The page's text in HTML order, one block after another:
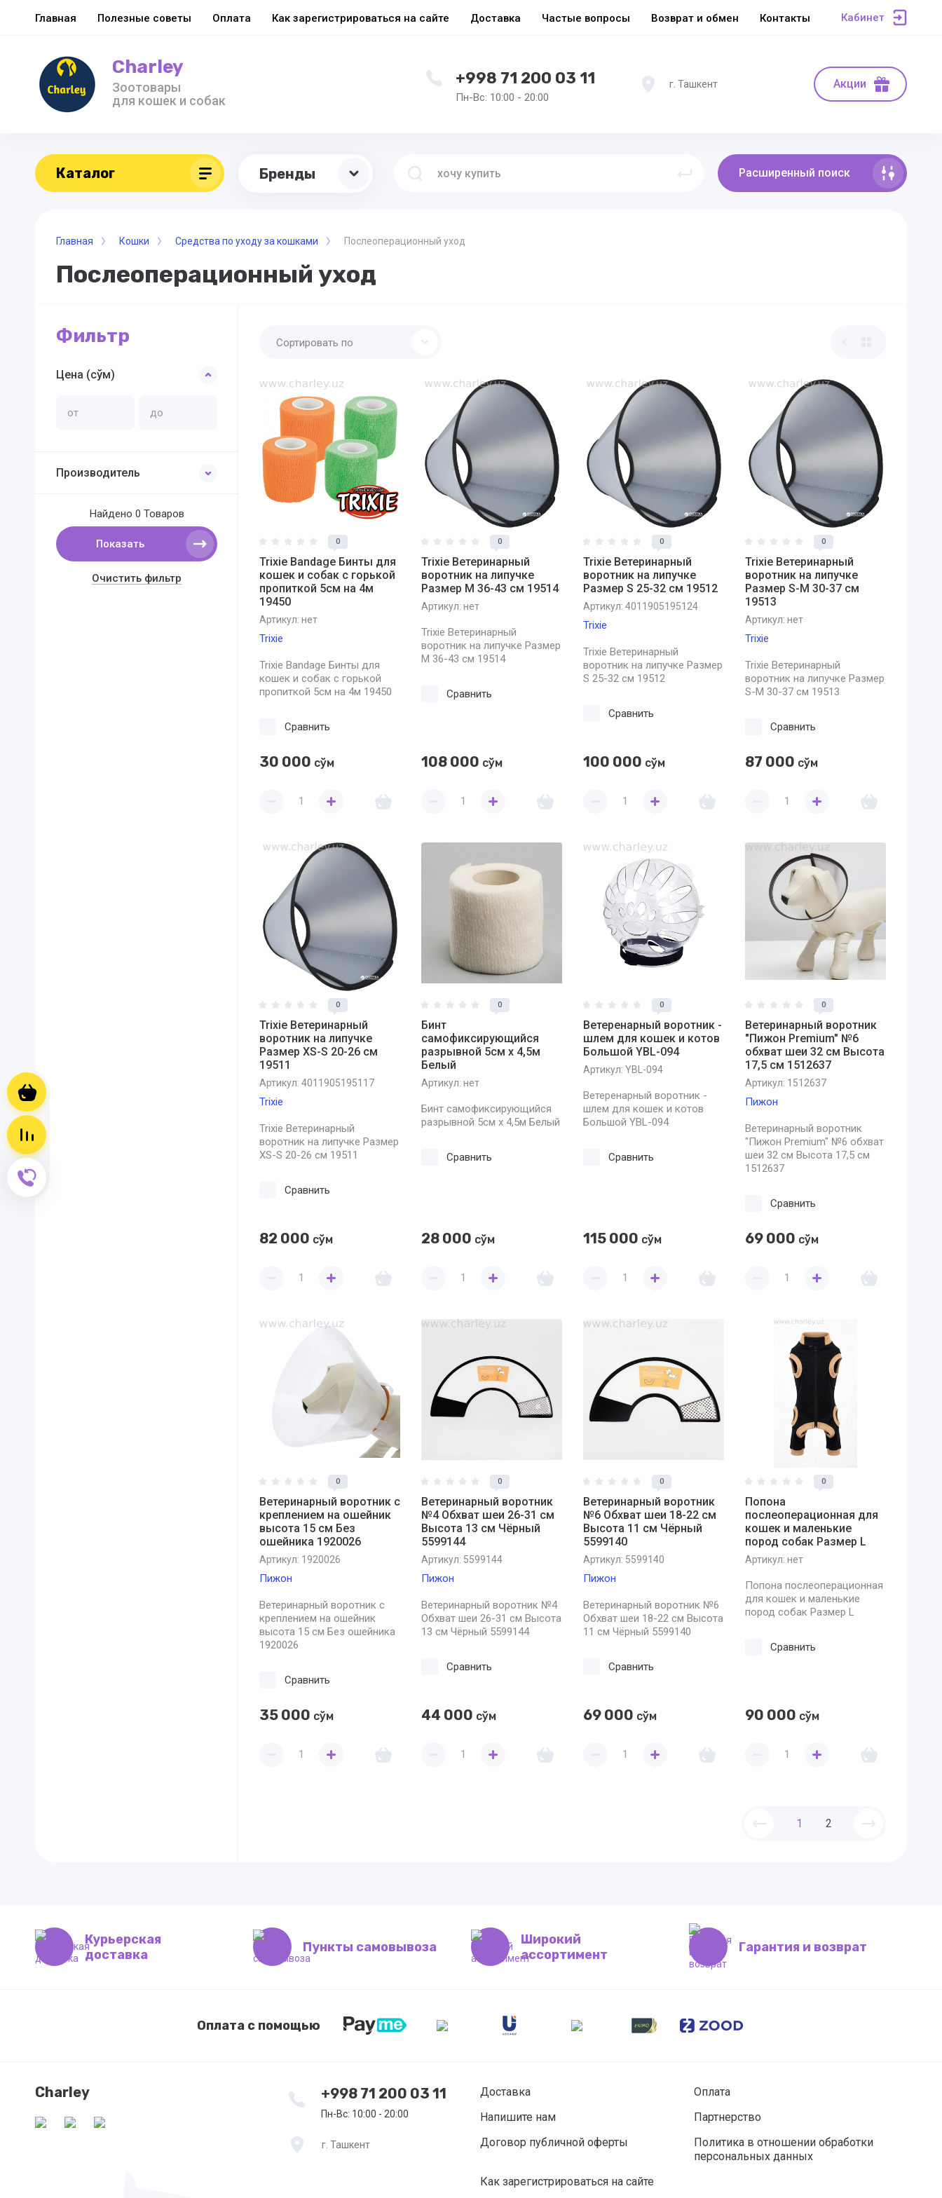
Главная Полезные советы Оплата Как зарегистрироваться на сайте Доставка Частые вопросы Возврат и обмен Контакты Кабинет
Charley
Зоотовары
для кошек и собак
+998 71 200 03 11
Пн-Вс: 10:00 - 20:00
г. Ташкент Акции
Каталог Бренды Расширенный поиск
Главная Кошки Средства по уходу за кошками Послеоперационный уход
Послеоперационный уход
Фильтр
Цена (сўм)
Производитель
Найдено 0 Товаров
Показать
Очистить фильтр
Сортировать по
0
Trixie Bandage Бинты для
кошек и собак с горькой
пропиткой 5см на 4м
19450
Артикул: нет
Trixie
Trixie Bandage Бинты для
кошек и собак с горькой
пропиткой 5см на 4м 19450
Сравнить
30 000 сўм
0
Trixie Ветеринарный
воротник на липучке
Размер M 36-43 см 19514
Артикул: нет
Trixie Ветеринарный
воротник на липучке Размер
M 36-43 см 19514
Сравнить
108 000 сўм
0
Trixie Ветеринарный
воротник на липучке
Размер S 25-32 см 19512
Артикул: 4011905195124
Trixie
Trixie Ветеринарный
воротник на липучке Размер
S 25-32 см 19512
Сравнить
100 000 сўм
0
Trixie Ветеринарный
воротник на липучке
Размер S-M 30-37 см
19513
Артикул: нет
Trixie
Trixie Ветеринарный
воротник на липучке Размер
S-M 30-37 см 19513
Сравнить
87 000 сўм
0
Trixie Ветеринарный
воротник на липучке
Размер XS-S 20-26 см
19511
Артикул: 4011905195117
Trixie
Trixie Ветеринарный
воротник на липучке Размер
XS-S 20-26 см 19511
Сравнить
82 000 сўм
0
Бинт
самофиксирующийся
разрывной 5см x 4,5м
Белый
Артикул: нет
Бинт самофиксирующийся
разрывной 5см x 4,5м Белый
Сравнить
28 000 сўм
0
Ветеренарный воротник -
шлем для кошек и котов
Большой YBL-094
Артикул: YBL-094
Ветеренарный воротник -
шлем для кошек и котов
Большой YBL-094
Сравнить
115 000 сўм
0
Ветеринарный воротник
"Пижон Premium" №6
обхват шеи 32 см Высота
17,5 см 1512637
Артикул: 1512637
Пижон
Ветеринарный воротник
"Пижон Premium" №6 обхват
шеи 32 см Высота 17,5 см
1512637
Сравнить
69 000 сўм
0
Ветеринарный воротник с
креплением на ошейник
высота 15 см Без
ошейника 1920026
Артикул: 1920026
Пижон
Ветеринарный воротник с
креплением на ошейник
высота 15 см Без ошейника
1920026
Сравнить
35 000 сўм
0
Ветеринарный воротник
№4 Обхват шеи 26-31 см
Высота 13 см Чёрный
5599144
Артикул: 5599144
Пижон
Ветеринарный воротник №4
Обхват шеи 26-31 см Высота
13 см Чёрный 5599144
Сравнить
44 000 сўм
0
Ветеринарный воротник
№6 Обхват шеи 18-22 см
Высота 11 см Чёрный
5599140
Артикул: 5599140
Пижон
Ветеринарный воротник №6
Обхват шеи 18-22 см Высота
11 см Чёрный 5599140
Сравнить
69 000 сўм
0
Попона
послеоперационная для
кошек и маленькие
пород собак Размер L
Артикул: нет
Попона послеоперационная
для кошек и маленькие
пород собак Размер L
Сравнить
90 000 сўм
1 2
Курьерская
доставка
Пункты самовывоза
Широкий
ассортимент
Гарантия и возврат
Оплата с помощью
Charley +998 71 200 03 11
Пн-Вс: 10:00 - 20:00
г. Ташкент
Доставка
Оплата
Напишите нам
Партнерство
Договор публичной оферты
Политика в отношении обработки
персональных данных
Как зарегистрироваться на сайте